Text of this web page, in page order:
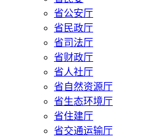
省公安厅
省民政厅
省司法厅
省财政厅
省人社厅
省自然资源厅
省生态环境厅
省住建厅
省交通运输厅